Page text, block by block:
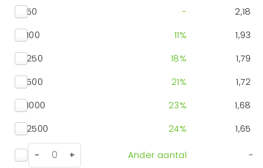
50
-
2,18
100
11%
1,93
250
18%
1,79
500
21%
1,72
1000
23%
1,68
2500
24% 1,65
- + Ander aantal -